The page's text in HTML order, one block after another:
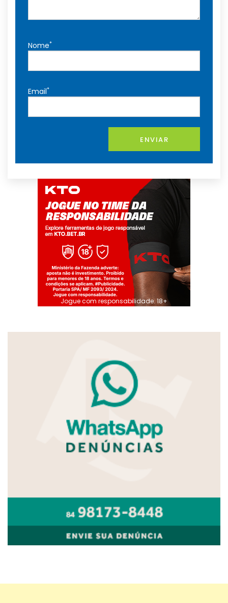
Nome*
Email*
ENVIAR
Jogue com responsabilidade. 18+